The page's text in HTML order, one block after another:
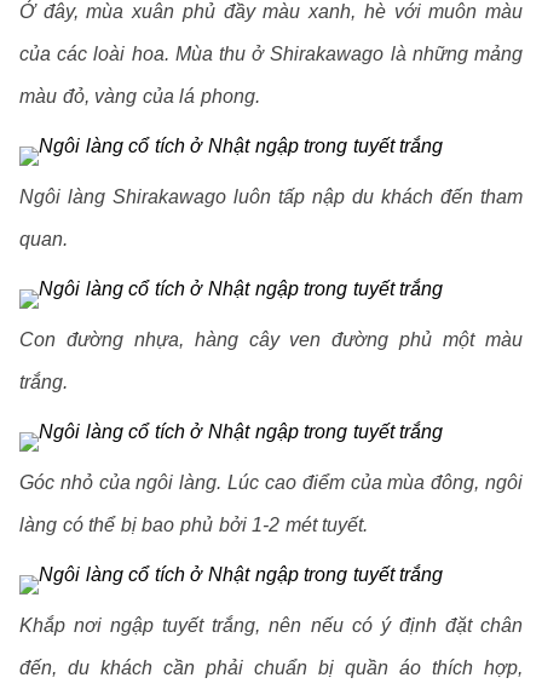
Ở đây, mùa xuân phủ đầy màu xanh, hè với muôn màu
của các loài hoa. Mùa thu ở Shirakawago là những mảng
màu đỏ, vàng của lá phong.
Ngôi làng Shirakawago luôn tấp nập du khách đến tham
quan.
Con đường nhựa, hàng cây ven đường phủ một màu
trắng.
Góc nhỏ của ngôi làng. Lúc cao điểm của mùa đông, ngôi
làng có thể bị bao phủ bởi 1-2 mét tuyết.
Khắp nơi ngập tuyết trắng, nên nếu có ý định đặt chân
đến, du khách cần phải chuẩn bị quần áo thích hợp,